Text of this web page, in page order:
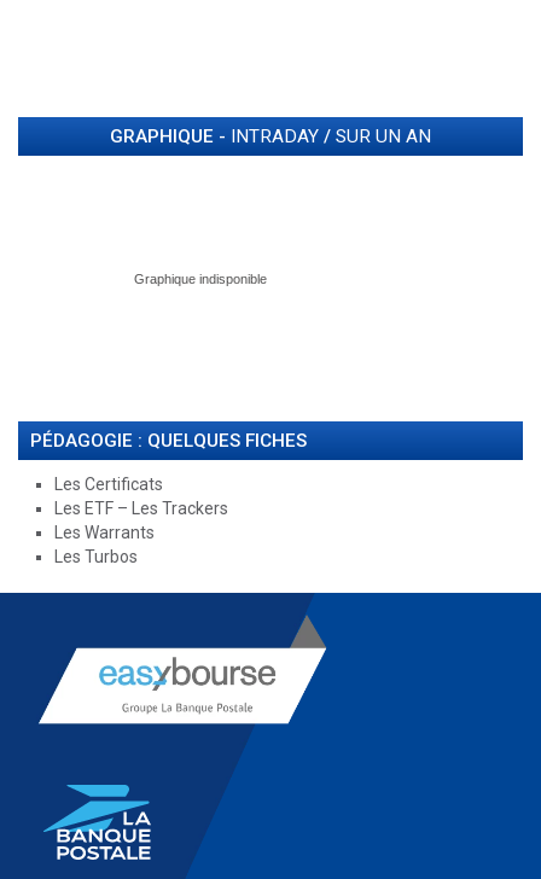
GRAPHIQUE - INTRADAY / SUR UN AN
PÉDAGOGIE : QUELQUES FICHES
Les Certificats
Les ETF – Les Trackers
Les Warrants
Les Turbos